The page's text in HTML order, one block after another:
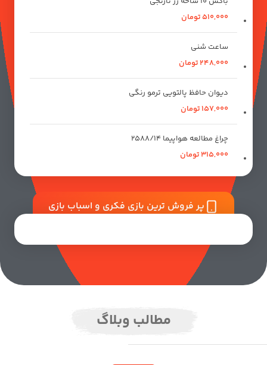
510,000تومان
ساعت شنی
248,000تومان
دیوان حافظ پالتویی ترمو رنگی
157,000تومان
چراغ مطالعه هواپیما 2588/14
315,000تومان
پر فروش ترین بازی فکری و اسباب بازی
مطالب وبلاگ